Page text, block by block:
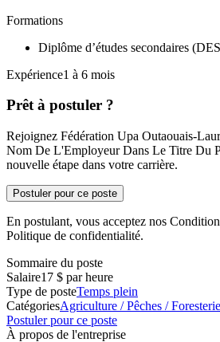
Formations
Diplôme d’études secondaires
Expérience1 à 6 mois
Prêt à postuler ?
Rejoignez Fédération Upa Outaouais-
Nom De L'Employeur Dans Le Titre Du
nouvelle étape dans votre carrière.
Postuler pour ce poste
En postulant, vous acceptez nos
Politique de confidentialité.
Sommaire du poste
Salaire17 $ par heure
Type de posteTemps plein
CatégoriesAgriculture / Pêches / Foresterie
Postuler pour ce poste
À propos de l'entreprise